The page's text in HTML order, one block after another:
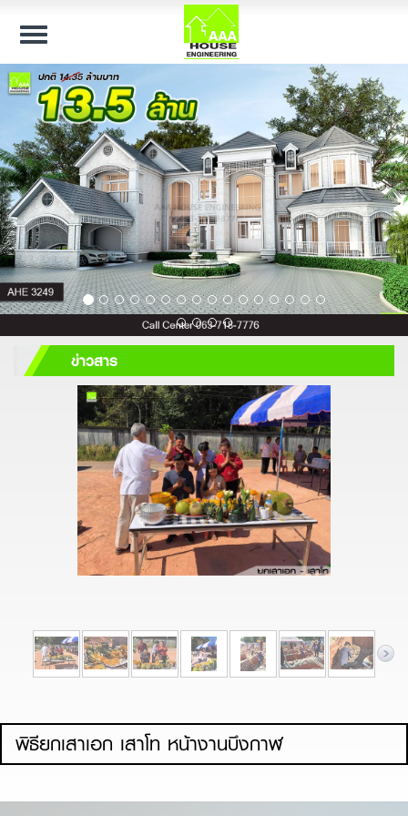
Toggle
ข่าวสาร
พิธียกเสาเอก เสาโท หน้างานบึงกาฬ